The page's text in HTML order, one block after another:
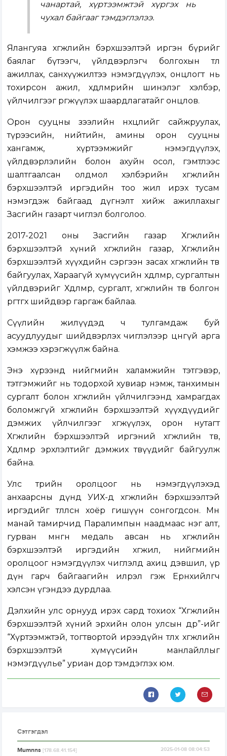
чанартай, хүртээмжтэй хүргэх нь
чухал байгааг тэмдэглэлээ.
Ялангуяа хөгжлийн бэрхшээлтэй иргэн бүрийг
баялаг бүтээгч, үйлдвэрлэгч болгохын төлөө
ажиллах, санхүүжилтээ нэмэгдүүлэх, онцлогт нь
тохирсон ажил, хөдөлмөрийн шинэлэг хэлбэр,
үйлчилгээг өргөжүүлэх шаардлагатайг онцлов.
Орон сууцны зээлийн нөхцөлийг сайжруулах,
түрээсийн, нийтийн, амины орон сууцны
хангамж, хүртээмжийг нэмэгдүүлэх,
үйлдвэрлэлийн болон ахуйн осол, гэмтлээс
шалтгаалсан олдмол хэлбэрийн хөгжлийн
бэрхшээлтэй иргэдийн тоо жил ирэх тусам
нэмэгдэж байгаад дүгнэлт хийж ажиллахыг
Засгийн газарт чиглэл болголоо.
2017-2021 оны Засгийн газар Хөгжлийн
бэрхшээлтэй хүний хөгжлийн газар, Хөгжлийн
бэрхшээлтэй хүүхдийн сэргээн засах хөгжлийн төв
байгуулах, Хараагүй хүмүүсийн хөдөлмөр, сургалтын
үйлдвэрийг Хөдөлмөр, сургалт, хөгжлийн төв болгон
өргөтгөх шийдвэр гаргаж байлаа.
Сүүлийн жилүүдэд ч тулгамдаж буй
асуудлуудыг шийдвэрлэх чиглэлээр цөөнгүй арга
хэмжээ хэрэгжүүлж байна.
Энэ хүрээнд нийгмийн халамжийн тэтгэвэр,
тэтгэмжийг нь тодорхой хувиар нэмж, танхимын
сургалт болон хөгжлийн үйлчилгээнд хамрагдах
боломжгүй хөгжлийн бэрхшээлтэй хүүхдүүдийг
дэмжих үйлчилгээг хөгжүүлэх, орон нутагт
Хөгжлийн бэрхшээлтэй иргэний хөгжлийн төв,
Хөдөлмөр эрхлэлтийг дэмжих төвүүдийг байгуулж
байна.
Улс төрийн оролцоог нь нэмэгдүүлэхэд
анхаарсны дүнд УИХ-д хөгжлийн бэрхшээлтэй
иргэдийг төлөөлсөн хоёр гишүүн сонгогдсон. Мөн
манай тамирчид Паралимпын наадмаас нэг алт,
гурван мөнгөн медаль авсан нь хөгжлийн
бэрхшээлтэй иргэдийн хөгжил, нийгмийн
оролцоог нэмэгдүүлэх чиглэлд ахиц дэвшил, үр
дүн гарч байгаагийн илрэл гэж Ерөнхийлөгч
хэлсэн үгэндээ дурдлаа.
Дэлхийн улс орнууд ирэх сард тохиох “Хөгжлийн
бэрхшээлтэй хүний эрхийн олон улсын өдөр”-ийг
“Хүртээмжтэй, тогтвортой ирээдүйн төлөөх хөгжлийн
бэрхшээлтэй хүмүүсийн манлайллыг
нэмэгдүүлье” уриан дор тэмдэглэх юм.
Сэтгэгдэл
Mumnns[178.68.41.154] 2025-01-08 08:04:53